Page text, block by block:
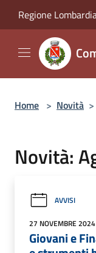
Regione
Home > Novità >
Novità:
AVVISI
27 NOVEMBRE 2024
Giovani e